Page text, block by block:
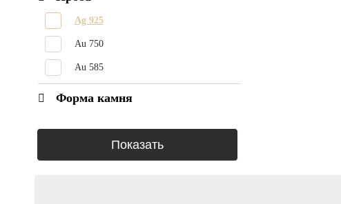
Лазурит
Лунный камень
Сапфир
Сапфир Падпараджа
Турмалин Параиба
Цитрин
Ag 925
Au 750
Au 585
Форма камня